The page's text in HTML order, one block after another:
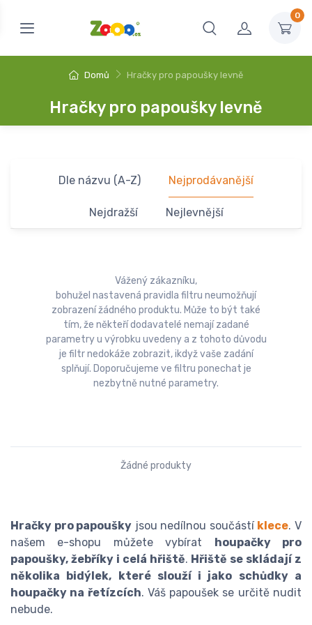
0
Domů Hračky pro papoušky levně
Hračky pro papoušky levně
Dle názvu (A-Z) Nejprodávanější
Nejdražší Nejlevnější
Vážený zákazníku,
bohužel nastavená pravidla filtru neumožňují
zobrazení žádného produktu. Může to být také
tím, že někteří dodavatelé nemají zadané
parametry u výrobku uvedeny a z tohoto důvodu
je filtr nedokáže zobrazit, ikdyž vaše zadání
splňují. Doporučujeme ve filtru ponechat je
nezbytně nutné parametry.
Žádné produkty
Hračky pro papoušky jsou nedílnou součástí klece. V
našem e-shopu můžete vybírat
houpačky pro
papoušky, žebříky i celá hřiště. Hřiště se skládají z
několika bidýlek, které slouží i jako schůdky a
houpačky na řetízcích. Váš papoušek se určitě nudit
nebude.